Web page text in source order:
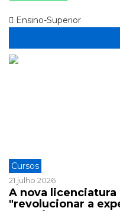
Ensino-Superior
Cursos
21 julho 2026
A nova licenciatura
"revolucionar a